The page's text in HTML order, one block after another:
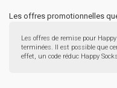
Les offres promotionnelles
Les offres de remise pour
terminées. Il est possible que
effet, un code réduc Happy